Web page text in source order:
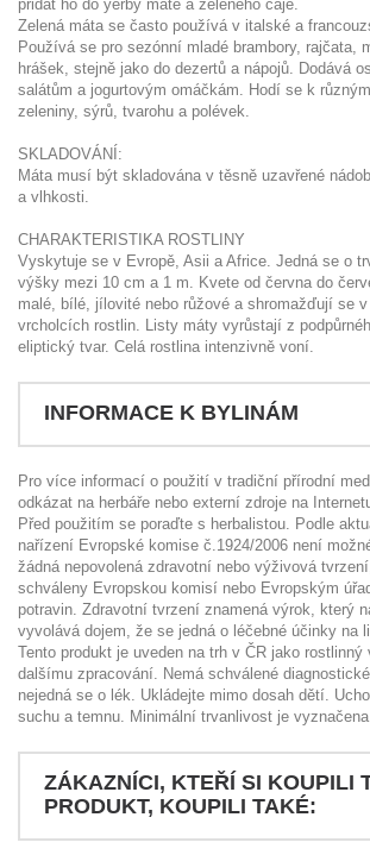
přidat ho do yerby maté a zeleného čaje.
Zelená máta se často používá v italské a
Používá se pro sezónní mladé brambory, rajčata,
hrášek, stejně jako do dezertů a nápojů. Dodává
salátům a jogurtovým omáčkám. Hodí se k
zeleniny, sýrů, tvarohu a polévek.
SKLADOVÁNÍ:
Máta musí být skladována v těsně uzavřené
a vlhkosti.
CHARAKTERISTIKA ROSTLINY
Vyskytuje se v Evropě, Asii a Africe. Jedná se o
výšky mezi 10 cm a 1 m. Kvete od června do
malé, bílé, jílovité nebo růžové a shromažďují se
vrcholcích rostlin. Listy máty vyrůstají z
eliptický tvar. Celá rostlina intenzivně voní.
INFORMACE K BYLINÁM
Pro více informací o použití v tradiční přírodní
odkázat na herbáře nebo externí zdroje na
Před použitím se poraďte s herbalistou. Podle
nařízení Evropské komise č.1924/2006 není
žádná nepovolená zdravotní nebo výživová
schváleny Evropskou komisí nebo Evropským
potravin. Zdravotní tvrzení znamená výrok, který
vyvolává dojem, že se jedná o léčebné účinky na
Tento produkt je uveden na trh v ČR jako
dalšímu zpracování. Nemá schválené
nejedná se o lék. Ukládejte mimo dosah dětí.
suchu a temnu. Minimální trvanlivost je
ZÁKAZNÍCI, KTEŘÍ SI KOUPILI
PRODUKT, KOUPILI TAKÉ: